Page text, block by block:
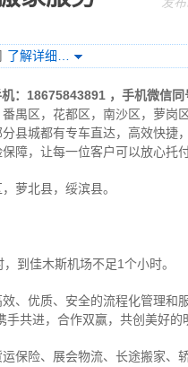
发
了解详细…
：18675843891 ，手机微信同
禺区，花都区，南沙区，萝岗
县城都有专车直达，高效快捷
障，让每一位客户可以放心托付
萝北县，绥滨县。
到佳木斯机场不足1个小时。
、优质、安全的流程化管理和
共进，合作双赢，共创美好的
保险、展会物流、长途搬家、